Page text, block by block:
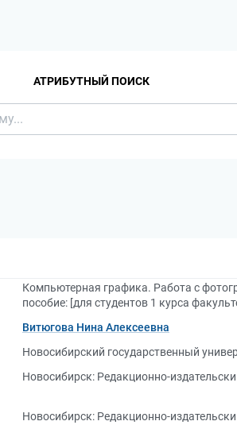
АТРИБУТНЫЙ ПОИСК
Компьютерная графика. Работа с
пособие: [для студентов 1 курса
Витюгова Нина Алексеевна
Новосибирский государственный
Новосибирск: Редакционно-
Новосибирск: Редакционно-